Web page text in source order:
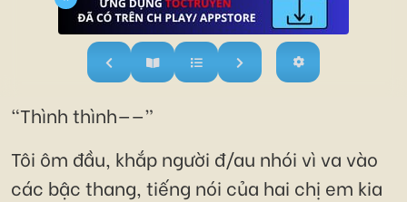
“Thình thình——”
Tôi ôm đầu, khắp người đ/au nhói vì va vào
các bậc thang, tiếng nói của hai chị em kia